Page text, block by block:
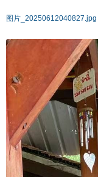
图片_20250612040827.jpg